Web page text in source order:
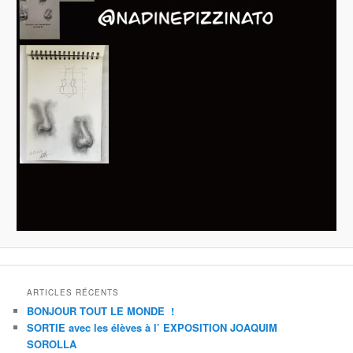
ARTICLES RÉCENTS
BONJOUR TOUT LE MONDE !
SORTIE avec les élèves à l’ EXPOSITION JOAQUIM
SOROLLA